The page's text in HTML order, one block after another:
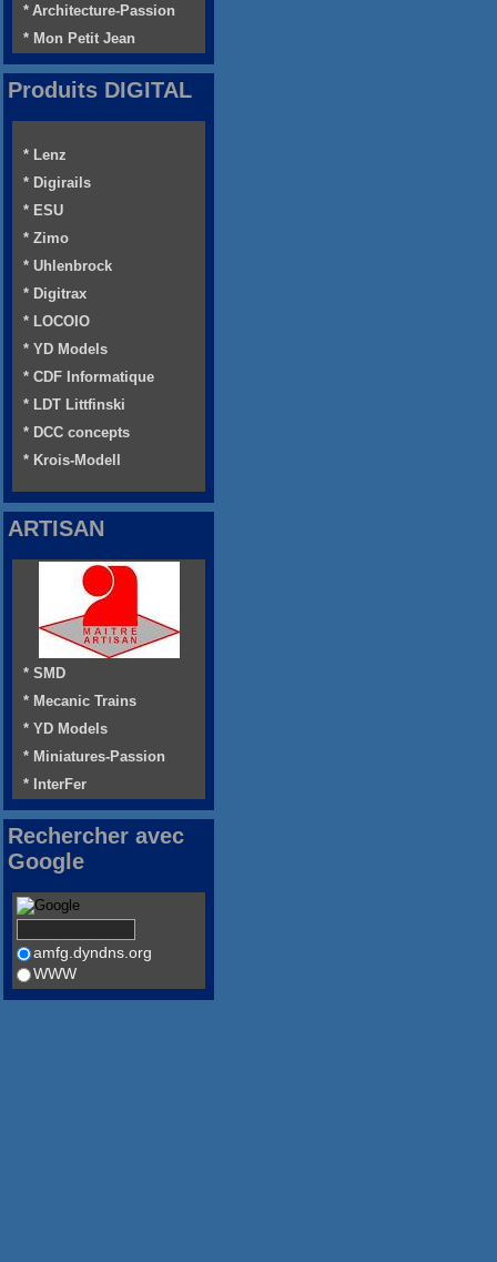
* Architecture-Passion
* Mon Petit Jean
Produits DIGITAL
* Lenz
* Digirails
* ESU
* Zimo
* Uhlenbrock
* Digitrax
* LOCOIO
* YD Models
* CDF Informatique
* LDT Littfinski
* DCC concepts
* Krois-Modell
ARTISAN
* SMD
* Mecanic Trains
* YD Models
* Miniatures-Passion
* InterFer
Rechercher avec
Google
amfg.dyndns.org
WWW